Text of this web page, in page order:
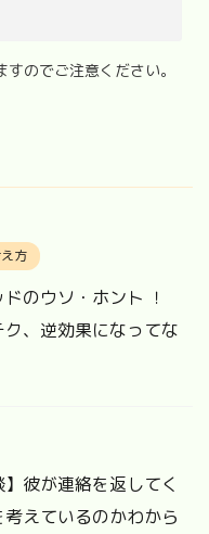
のでご注意ください。
方
ドのウソ・ホント ！
、逆効果になってな
】彼が連絡を返してく
えているのかわから